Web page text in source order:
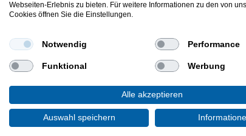
sehr scharfer Haken
Packunsginhalt: variert je nach Ausführung
Der Predax Fishing MSM ist ein Jighaken mit
scharfen Haken für verschiedene Gummiköder.
WEITERE INTERESSANTE ARTIKEL
Webseiten-Erlebnis zu bieten. Für weitere Informationen zu den von
Cookies öffnen Sie die Einstellungen.
Notwendig Performance
Funktional Werbung
Alle akzeptieren
Auswahl speichern